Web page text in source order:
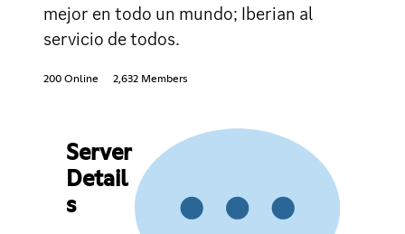
mejor en todo un mundo; Iberian al
servicio de todos.
200 Online 2,632 Members
Server
Detail
s